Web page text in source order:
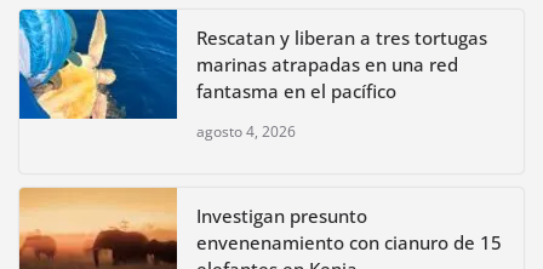
Rescatan y liberan a tres tortugas
marinas atrapadas en una red
fantasma en el pacífico
agosto 4, 2026
Investigan presunto
envenenamiento con cianuro de 15